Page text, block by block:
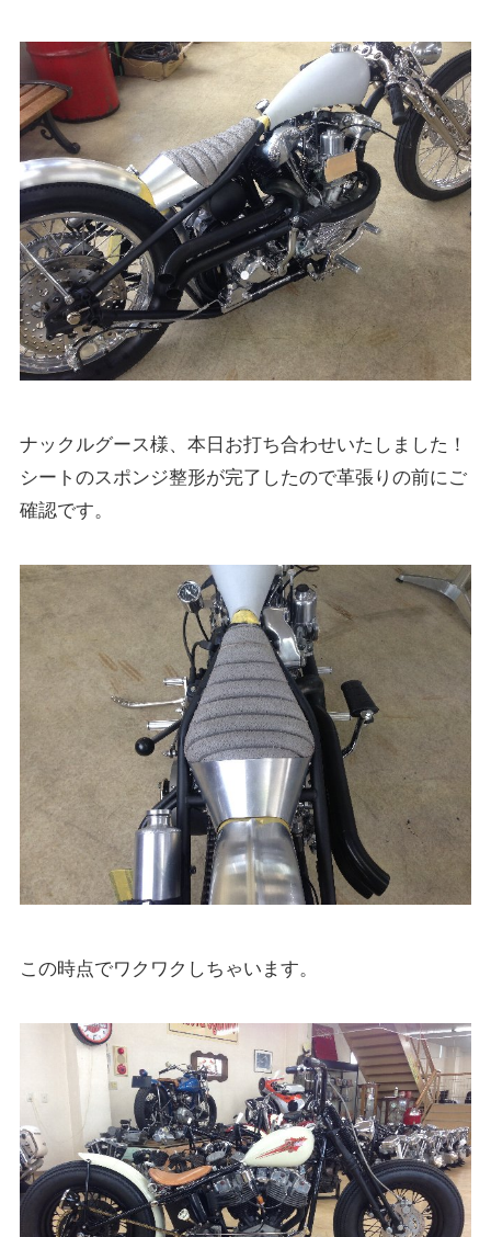
ナックルグース様、本日お打ち合わせいたしました！
シートのスポンジ整形が完了したので革張りの前にご
確認です。
この時点でワクワクしちゃいます。